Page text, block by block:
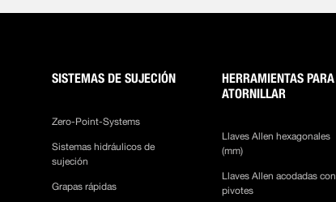
SISTEMAS DE SUJECIÓN
Zero-Point-Systems
Sistemas hidráulicos de
sujeción
Grapas rápidas
HERRAMIENTAS PARA
ATORNILLAR
Llaves Allen hexagonales
(mm)
Llaves Allen acodadas con
pivotes